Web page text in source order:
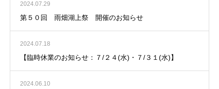
2024.07.29
第５０回 雨畑湖上祭 開催のお知らせ
2024.07.18
【臨時休業のお知らせ：７/２４(水)・７/３１(水)】
2024.06.10